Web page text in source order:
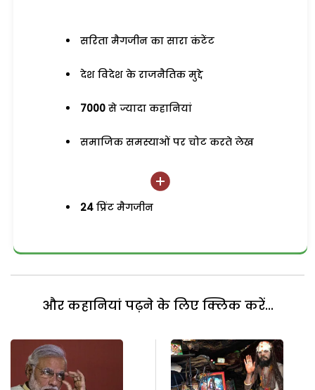
सरिता मैगजीन का सारा कंटेंट
देश विदेश के राजनैतिक मुद्दे
7000 से ज्यादा कहानियां
समाजिक समस्याओं पर चोट करते लेख
24 प्रिंट मैगजीन
और कहानियां पढ़ने के लिए क्लिक करें...